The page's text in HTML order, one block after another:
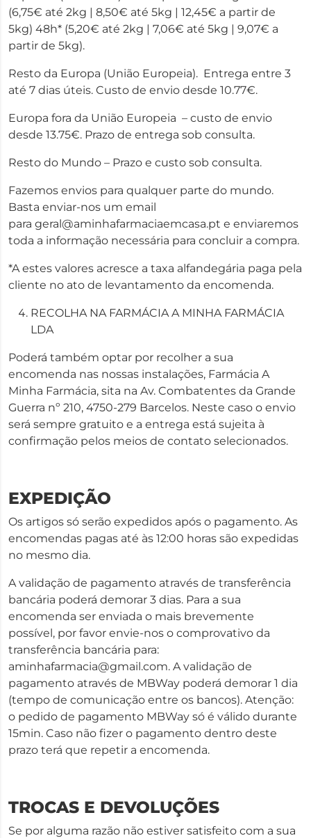
(6,75€ até 2kg | 8,50€ até 5kg | 12,45€ a partir de
5kg) 48h* (5,20€ até 2kg | 7,06€ até 5kg | 9,07€ a
partir de 5kg).
Resto da Europa (União Europeia). Entrega entre 3
até 7 dias úteis. Custo de envio desde 10.77€.
Europa fora da União Europeia – custo de envio
desde 13.75€. Prazo de entrega sob consulta.
Resto do Mundo – Prazo e custo sob consulta.
Fazemos envios para qualquer parte do mundo.
Basta enviar-nos um email
para geral@aminhafarmaciaemcasa.pt e enviaremos
toda a informação necessária para concluir a compra.
*A estes valores acresce a taxa alfandegária paga pela
cliente no ato de levantamento da encomenda.
RECOLHA NA FARMÁCIA A MINHA FARMÁCIA
LDA
Poderá também optar por recolher a sua
encomenda nas nossas instalações, Farmácia A
Minha Farmácia, sita na Av. Combatentes da Grande
Guerra nº 210, 4750-279 Barcelos. Neste caso o envio
será sempre gratuito e a entrega está sujeita à
confirmação pelos meios de contato selecionados.
EXPEDIÇÃO
Os artigos só serão expedidos após o pagamento. As
encomendas pagas até às 12:00 horas são expedidas
no mesmo dia.
A validação de pagamento através de transferência
bancária poderá demorar 3 dias. Para a sua
encomenda ser enviada o mais brevemente
possível, por favor envie-nos o comprovativo da
transferência bancária para:
aminhafarmacia@gmail.com. A validação de
pagamento através de MBWay poderá demorar 1 dia
(tempo de comunicação entre os bancos). Atenção:
o pedido de pagamento MBWay só é válido durante
15min. Caso não fizer o pagamento dentro deste
prazo terá que repetir a encomenda.
TROCAS E DEVOLUÇÕES
Se por alguma razão não estiver satisfeito com a sua